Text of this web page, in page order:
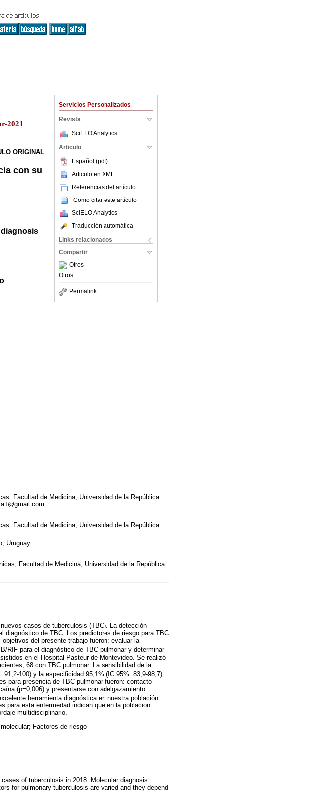
Servicios Personalizados
Revista
SciELO Analytics
Articulo
Español (pdf)
Articulo en XML
Referencias del artículo
Como citar este artículo
SciELO Analytics
Traducción automática
Links relacionados
Compartir
Otros
Otros
Permalink
2021
ORIGINAL
con su
Facultad de Medicina, Universidad de la República.
Facultad de Medicina, Universidad de la República.
Uruguay.
Facultad de Medicina, Universidad de la República.
casos de tuberculosis (TBC). La detección
diagnóstico de TBC. Los predictores de riesgo para TBC
del presente trabajo fueron: evaluar la
RIF para el diagnóstico de TBC pulmonar y determinar
en el Hospital Pasteur de Montevideo. Se realizó
68 con TBC pulmonar. La sensibilidad de la
91,2-100) y la especificidad 95,1% (IC 95%: 83,9-98,7).
para presencia de TBC pulmonar fueron: contacto
(p=0,006) y presentarse con adelgazamiento
herramienta diagnóstica en nuestra población
para esta enfermedad indican que en la población
multidisciplinario.
Factores de riesgo
of tuberculosis in 2018. Molecular diagnosis
for pulmonary tuberculosis are varied and they depend